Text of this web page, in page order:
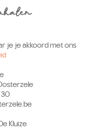
je je akkoord met ons
Kluize